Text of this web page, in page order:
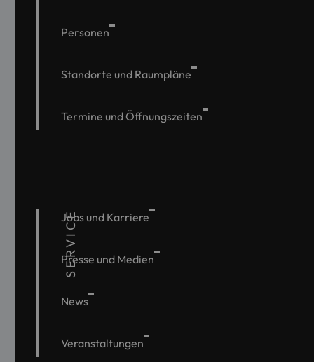
Personen
Standorte und Raumpläne
Termine und Öffnungszeiten
SERVICE
Jobs und Karriere
Presse und Medien
News
Veranstaltungen